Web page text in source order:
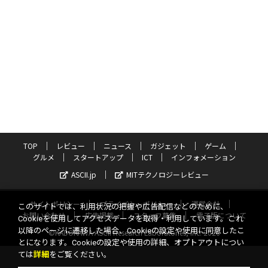
TOP レビュー ニュース ガジェット
ゲーム
グルメ
スタートアップ ICT
インフォメーション
ASCII.jp
MITテクノロジーレビュー
サイトポリシー プライバシーポリシー
運営会社
お問い合わせ
広告掲載 スタッフ募集
電子版について
©KADOKAWA ASCII Research Laboratories, Inc. 2026
このサイトでは、利用状況の把握や広告配信などのために、
Cookieを使用してアクセスデータを取得・利用しています。これ
以降のページに遷移した場合、Cookieの設定や使用に同意したこ
とになります。Cookieの設定や使用の詳細、オプトアウトについ
ては詳細 をご覧ください。